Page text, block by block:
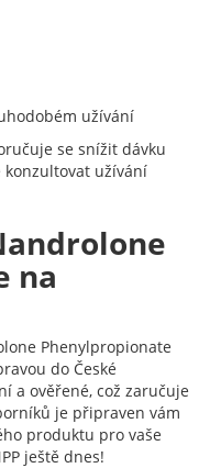
užívání
se snížit dávku
užívání
na
Phenylpropionate
do České
a ověřené, což zaručuje
je připraven vám
produktu pro vaše
ještě dnes!